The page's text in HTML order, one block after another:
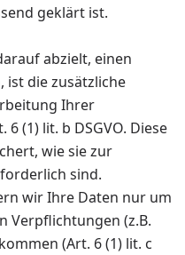
geklärt ist.
abzielt, einen
ist die zusätzliche
Ihrer
(1) lit. b DSGVO. Diese
wie sie zur
sind.
wir Ihre Daten nur um
Verpflichtungen (z.B.
(Art. 6 (1) lit. c